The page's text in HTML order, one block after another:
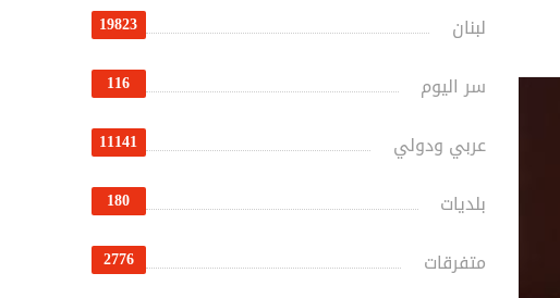
لبنان 19823
سر اليوم 116
عربي ودولي 11141
بلديات 180
متفرقات 2776